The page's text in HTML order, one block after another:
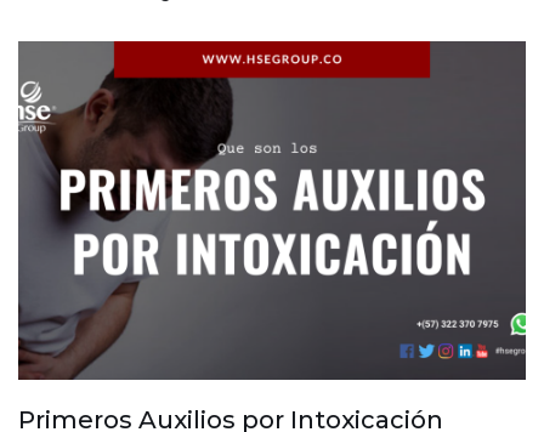
Primeros Auxilios por Intoxicación